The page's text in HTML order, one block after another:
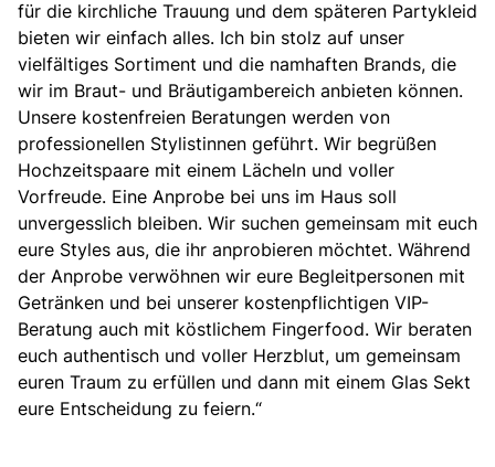
für die kirchliche Trauung und dem späteren Partykleid
bieten wir einfach alles. Ich bin stolz auf unser
vielfältiges Sortiment und die namhaften Brands, die
wir im Braut- und Bräutigambereich anbieten können.
Unsere kostenfreien Beratungen werden von
professionellen Stylistinnen geführt. Wir begrüßen
Hochzeitspaare mit einem Lächeln und voller
Vorfreude. Eine Anprobe bei uns im Haus soll
unvergesslich bleiben. Wir suchen gemeinsam mit euch
eure Styles aus, die ihr anprobieren möchtet. Während
der Anprobe verwöhnen wir eure Begleitpersonen mit
Getränken und bei unserer kostenpflichtigen VIP-
Beratung auch mit köstlichem Fingerfood. Wir beraten
euch authentisch und voller Herzblut, um gemeinsam
euren Traum zu erfüllen und dann mit einem Glas Sekt
eure Entscheidung zu feiern.“